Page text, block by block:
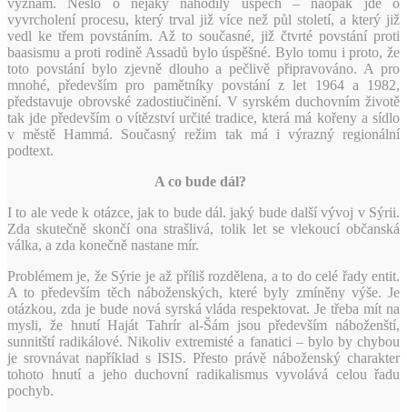
vyvrcholení procesu, který trval již více než půl století, a který již
vedl ke třem povstáním. Až to současné, již čtvrté povstání proti
baasismu a proti rodině Assadů bylo úspěšné. Bylo tomu i proto, že
toto povstání bylo zjevně dlouho a pečlivě připravováno. A pro
mnohé, především pro pamětníky povstání z let 1964 a 1982,
představuje obrovské zadostiučinění. V syrském duchovním životě
tak jde především o vítězství určité tradice, která má kořeny a sídlo
v městě Hammá. Současný režim tak má i výrazný regionální
podtext.
A co bude dál?
I to ale vede k otázce, jak to bude dál. jaký bude další vývoj v Sýrii.
Zda skutečně skončí ona strašlivá, tolik let se vlekoucí občanská
válka, a zda konečně nastane mír.
Problémem je, že Sýrie je až příliš rozdělena, a to do celé řady entit.
A to především těch náboženských, které byly zmíněny výše. Je
otázkou, zda je bude nová syrská vláda respektovat. Je třeba mít na
mysli, že hnutí Haját Tahrír al-Šám jsou především náboženští,
sunnitští radikálové. Nikoliv extremisté a fanatici – bylo by chybou
je srovnávat například s ISIS. Přesto právě náboženský charakter
tohoto hnutí a jeho duchovní radikalismus vyvolává celou řadu
pochyb.